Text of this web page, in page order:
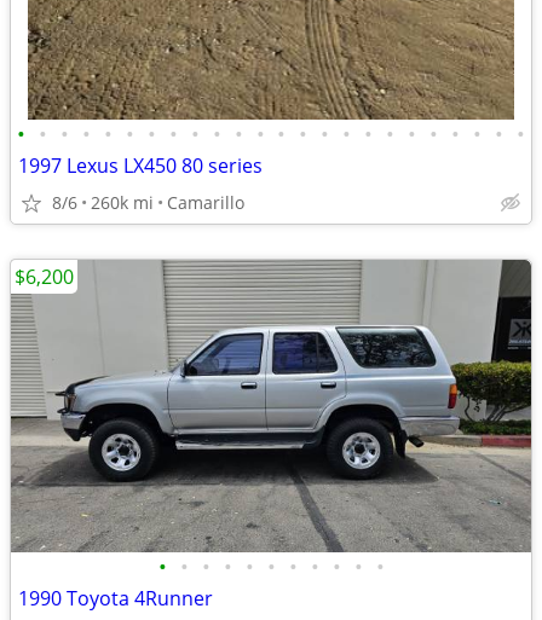
• • • • • • • • • • • • • • • • • • • • • • • •
1997 Lexus LX450 80 series
8/6 260k mi Camarillo
• • • • • • • • • • •
1990 Toyota 4Runner
$6,200